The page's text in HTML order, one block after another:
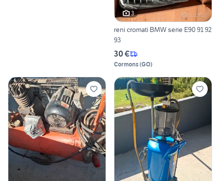
3
reni cromati BMW serie E90 91 92
93
30 €
Cormons(GO)